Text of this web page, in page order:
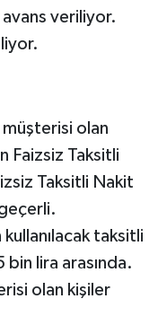
veriliyor.
müşterisi olan
Faizsiz Taksitli
Taksitli Nakit
taksitli
lira arasında.
olan kişiler